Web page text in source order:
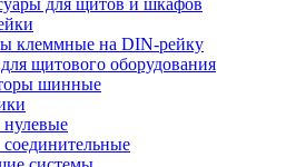
для щитов и шкафов
клеммные на DIN-рейку
щитового оборудования
шинные